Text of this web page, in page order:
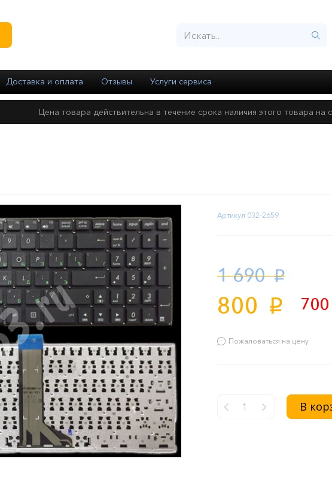
Доставка и оплата Отзывы Услуги сервиса
Цена товара действительна в течение срока наличия этого товара на
Артикул 032-2659
1 690 p
800 p
Пожаловаться на цену
- + В